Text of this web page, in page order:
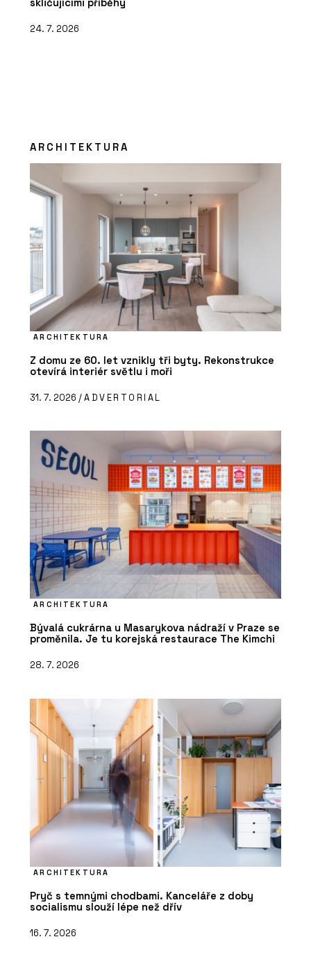
24. 7. 2026
ARCHITEKTURA
ARCHITEKTURA
Z domu ze 60. let vznikly tři byty. Rekonstrukce
otevírá interiér světlu i moři
31. 7. 2026 /ADVERTORIAL
ARCHITEKTURA
Bývalá cukrárna u Masarykova nádraží v Praze se
proměnila. Je tu korejská restaurace The Kimchi
28. 7. 2026
ARCHITEKTURA
Pryč s temnými chodbami. Kanceláře z doby
socialismu slouží lépe než dřív
16. 7. 2026